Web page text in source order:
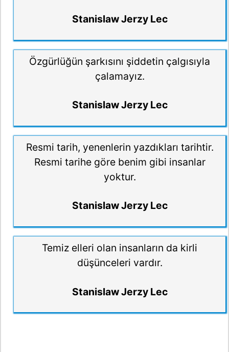
Stanislaw Jerzy Lec
Özgürlüğün şarkısını şiddetin çalgısıyla
çalamayız.
Stanislaw Jerzy Lec
Resmi tarih, yenenlerin yazdıkları tarihtir.
Resmi tarihe göre benim gibi insanlar
yoktur.
Stanislaw Jerzy Lec
Temiz elleri olan insanların da kirli
düşünceleri vardır.
Stanislaw Jerzy Lec